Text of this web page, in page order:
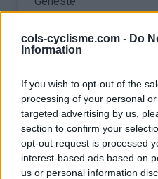
cols-cyclisme.com - Do
Information
If you wish to opt-out of the
processing of your personal
targeted advertising by us,
section to confirm your
opt-out request is processed
interest-based ads based on
us or personal information
Col d'Herbouilly
1370
Col des
Supeyres
1365
Col du Pranlet
1363
Col de Serre
1335